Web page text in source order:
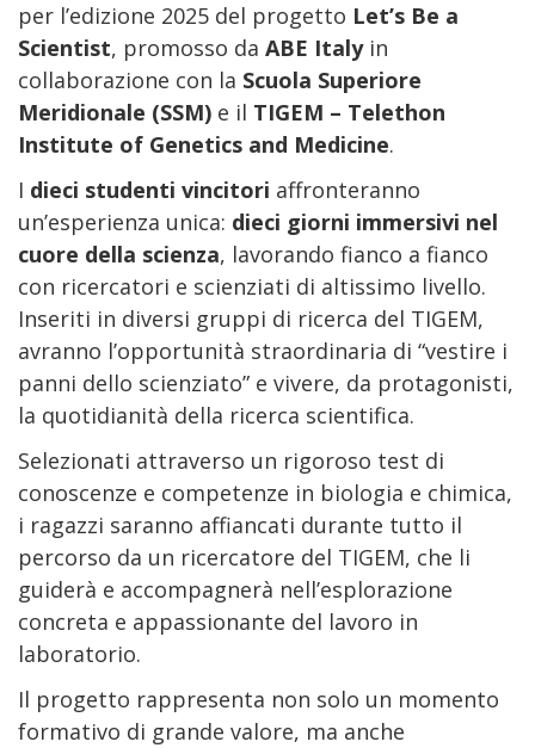
per l’edizione 2025 del progetto Let’s Be a
Scientist, promosso da ABE Italyin
collaborazione con la Scuola Superiore
Meridionale (SSM) e il TIGEM – Telethon
Institute of Genetics and Medicine.
I dieci studenti vincitori affronteranno
un’esperienza unica: dieci giorni immersivi nel
cuore della scienza, lavorando fianco a fianco
con ricercatori e scienziati di altissimo livello.
Inseriti in diversi gruppi di ricerca del TIGEM,
avranno l’opportunità straordinaria di “vestire i
panni dello scienziato” e vivere, da protagonisti,
la quotidianità della ricerca scientifica.
Selezionati attraverso un rigoroso test di
conoscenze e competenze in biologia e chimica,
i ragazzi saranno affiancati durante tutto il
percorso da un ricercatore del TIGEM, che li
guiderà e accompagnerà nell’esplorazione
concreta e appassionante del lavoro in
laboratorio.
Il progetto rappresenta non solo un momento
formativo di grande valore, ma anche